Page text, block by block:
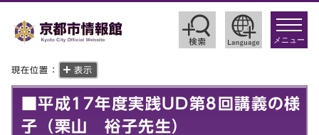
toggle
メニュー
現在位置： 表示
■平成17年度実践UD第8回講義の様
子（栗山 裕子先生）